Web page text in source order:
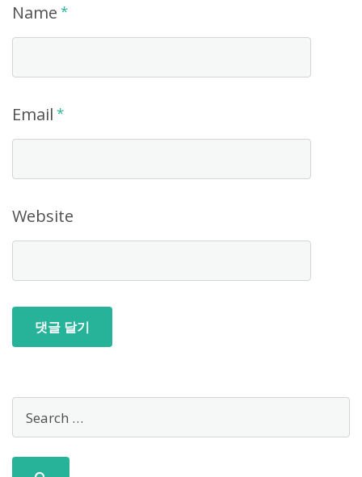
Name *
Email *
Website